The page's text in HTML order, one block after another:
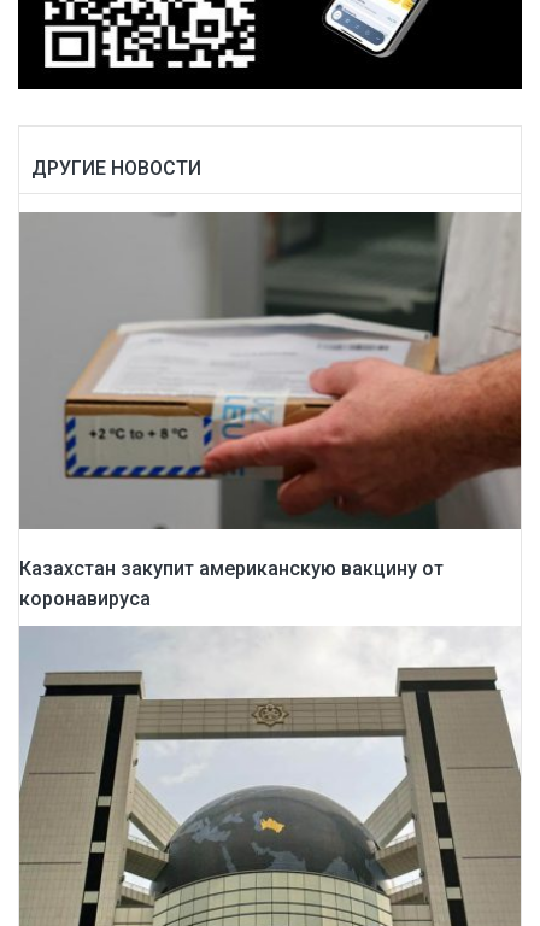
ДРУГИЕ НОВОСТИ
Казахстан закупит американскую вакцину от
коронавируса